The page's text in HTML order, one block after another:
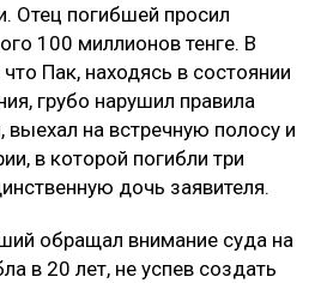
Отец погибшей просил
100 миллионов тенге. В
Пак, находясь в состоянии
грубо нарушил правила
на встречную полосу и
в которой погибли три
дочь заявителя.
обращал внимание суда на
в 20 лет, не успев создать